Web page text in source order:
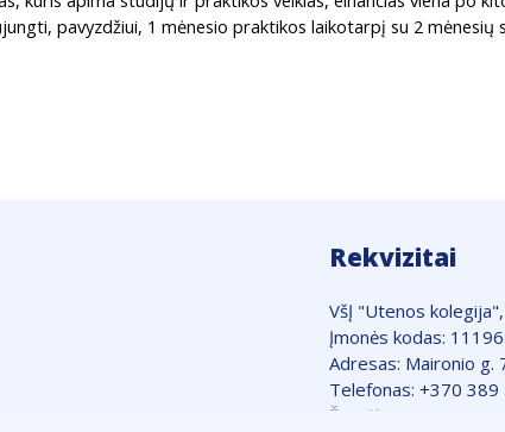
pavyzdžiui, 1 mėnesio praktikos laikotarpį su 2 mėnesių
Rekvizitai
VšĮ "Utenos kolegija",
Įmonės kodas:
Adresas: Maironio g.
Telefonas: +370 389
Žemėlapis